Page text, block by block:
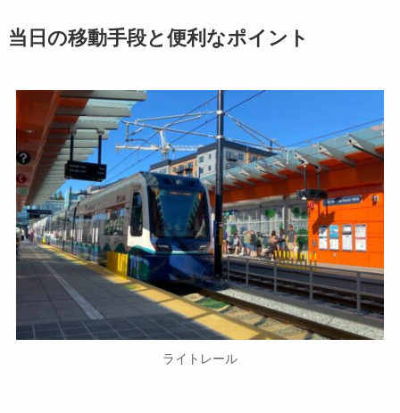
当日の移動手段と便利なポイント
ライトレール